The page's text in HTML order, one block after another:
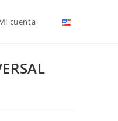
cuenta